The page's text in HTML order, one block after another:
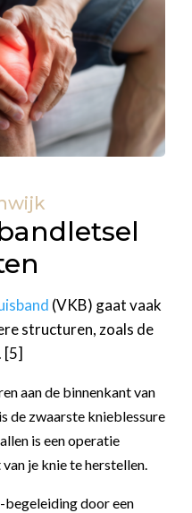
(VKB) gaat vaak
structuren, zoals de
[5]
aan de binnenkant van
de zwaarste knieblessure
is een operatie
je knie te herstellen.
door een